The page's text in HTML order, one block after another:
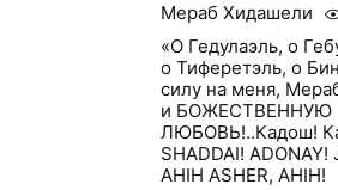
Мераб Хидашели
«О Гедулаэль, о
о Тиферетэль, о
силу на меня,
и БОЖЕСТВЕННУЮ
ЛЮБОВЬ!..Кадош!
SHADDAI! ADONAY!
AHIH ASHER, AHIH!